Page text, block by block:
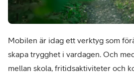
Mobilen är idag ett verktyg som
skapa trygghet i vardagen. Och
mellan skola, fritidsaktiviteter och